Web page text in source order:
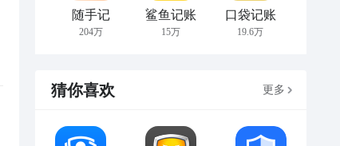
随手记
204万
鲨鱼记账
15万
口袋记账
19.6万
猜你喜欢 更多